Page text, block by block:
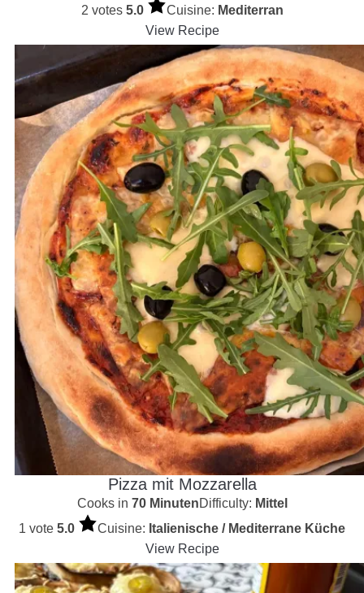
2 votes 5.0 Cuisine: Mediterran
View Recipe
Pizza mit Mozzarella
Cooks in 70 MinutenDifficulty: Mittel
1 vote 5.0 Cuisine: Italienische / Mediterrane Küche
View Recipe